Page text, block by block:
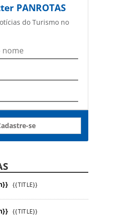
PANROTAS
do Turismo no
se
{{TITLE}}
{{TITLE}}